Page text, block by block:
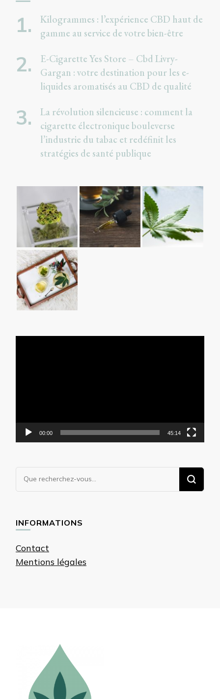
Kilogrammes : l’expérience CBD haut de
gamme au service de votre bien-être
E-Cigarette Yes Store – Cbd Livry-
Gargan : votre destination pour les e-
liquides aromatisés au CBD de qualité
La révolution silencieuse : comment la
cigarette électronique bouleverse
l’industrie du tabac et redéfinit les
stratégies de santé publique
00:00 45:14
Vous
recherchiez
INFORMATIONS
Contact
Mentions légales